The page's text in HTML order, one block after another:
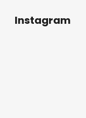
Instagram